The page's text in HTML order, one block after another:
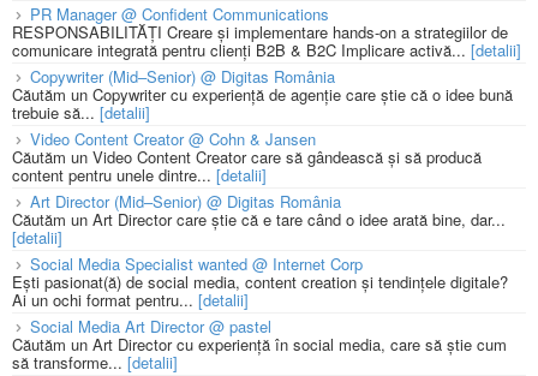
PR Manager @ Confident Communications
RESPONSABILITĂȚI Creare și implementare hands-on a strategiilor de
comunicare integrată pentru clienți B2B & B2C Implicare activă... [detalii]
Copywriter (Mid–Senior) @ Digitas România
Căutăm un Copywriter cu experiență de agenție care știe că o idee bună
trebuie să... [detalii]
Video Content Creator @ Cohn & Jansen
Căutăm un Video Content Creator care să gândească și să producă
content pentru unele dintre... [detalii]
Art Director (Mid–Senior) @ Digitas România
Căutăm un Art Director care știe că e tare când o idee arată bine, dar...
[detalii]
Social Media Specialist wanted @ Internet Corp
Ești pasionat(ă) de social media, content creation și tendințele digitale?
Ai un ochi format pentru... [detalii]
Social Media Art Director @ pastel
Căutăm un Art Director cu experiență în social media, care să știe cum
să transforme... [detalii]